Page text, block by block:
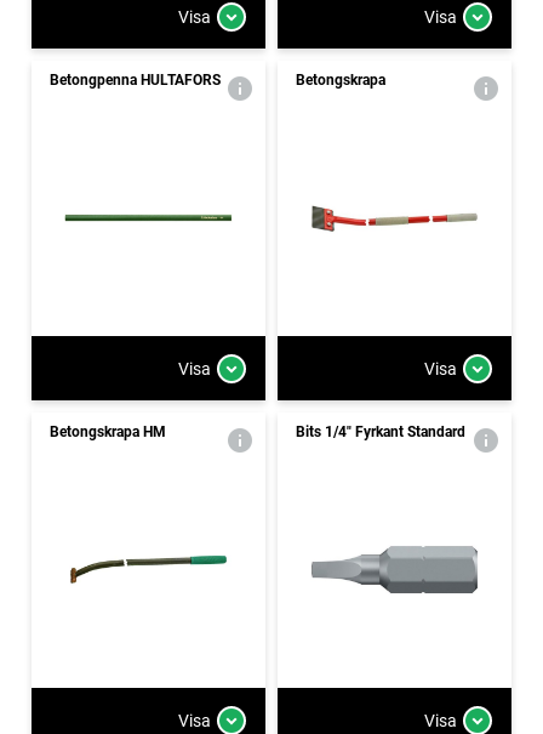
Visa Visa
Betongpenna HULTAFORS
Visa
Betongskrapa
Visa
Betongskrapa HM
Visa
Bits 1/4" Fyrkant Standard
Visa